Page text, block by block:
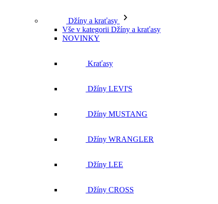
Džíny a kraťasy
Vše v kategorii Džíny a kraťasy
NOVINKY
Kraťasy
Džíny LEVI'S
Džíny MUSTANG
Džíny WRANGLER
Džíny LEE
Džíny CROSS